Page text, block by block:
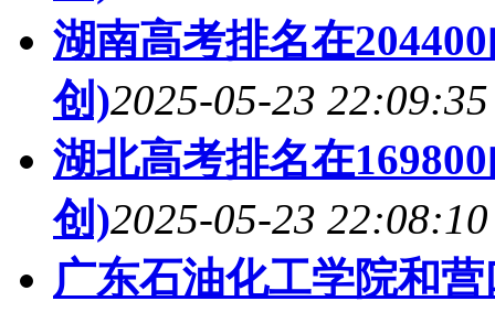
湖南高考排名在
创)2025-05-23 22:09:35
湖北高考排名在
创)2025-05-23 22:08:10
广东石油化工学院和